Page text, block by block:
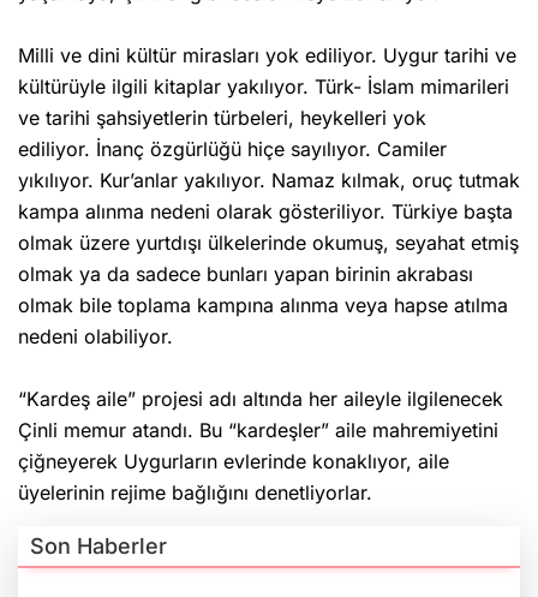
Milli ve dini kültür mirasları yok ediliyor. Uygur tarihi ve
kültürüyle ilgili kitaplar yakılıyor. Türk- İslam mimarileri
ve tarihi şahsiyetlerin türbeleri, heykelleri yok
ediliyor. İnanç özgürlüğü hiçe sayılıyor. Camiler
yıkılıyor. Kur’anlar yakılıyor. Namaz kılmak, oruç tutmak
kampa alınma nedeni olarak gösteriliyor. Türkiye başta
olmak üzere yurtdışı ülkelerinde okumuş, seyahat etmiş
olmak ya da sadece bunları yapan birinin akrabası
olmak bile toplama kampına alınma veya hapse atılma
nedeni olabiliyor.
“Kardeş aile” projesi adı altında her aileyle ilgilenecek
Çinli memur atandı. Bu “kardeşler” aile mahremiyetini
çiğneyerek Uygurların evlerinde konaklıyor, aile
üyelerinin rejime bağlığını denetliyorlar.
Son Haberler